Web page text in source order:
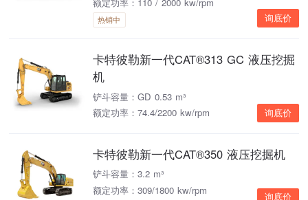
热销中 询底价
卡特彼勒新一代CAT®313 GC 液压挖掘
机
铲斗容量：GD 0.53 m³
额定功率：74.4/2200 kw/rpm
询底价
卡特彼勒新一代CAT®350 液压挖掘机
铲斗容量：3.2 m³
额定功率：309/1800 kw/rpm
询底价